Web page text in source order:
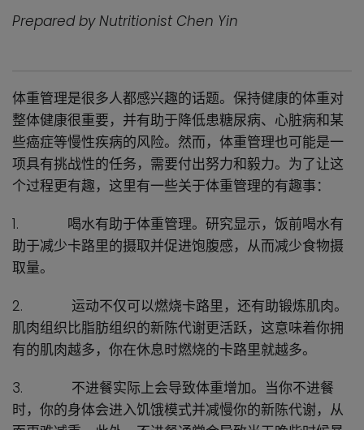
Prepared by Nutritionist Chen Yin
体重管理是很多人都感兴趣的话题。保持健康的体重对
整体健康很重要，并有助于降低患糖尿病、心脏病和某
些癌症等慢性疾病的风险。然而，体重管理也可能是一
项具有挑战性的任务，需要付出努力和毅力。为了让这
个过程更有趣，这里有一些关于体重管理的有趣事：
1.
喝水有助于体重管理。研究显示，饭前喝水有
助于减少卡路里的摄取并促进饱腹感，从而减少食物摄
取量。
2.运动不仅可以燃烧卡路里，还有助锻炼肌肉。
肌肉组织比脂肪组织的新陈代谢更活跃，这意味着你拥
有的肌肉越多，你在休息时燃烧的卡路里就越多。
3.
不进餐实际上会导致体重增加。当你不进餐
时，你的身体会进入饥饿模式并减慢你的新陈代谢，从